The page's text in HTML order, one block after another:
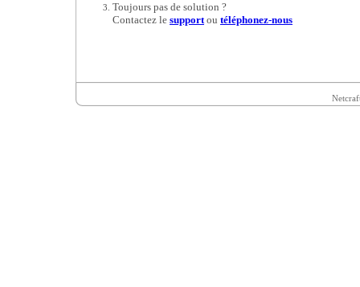
Toujours pas de solution ?
Contactez le supportou téléphonez-nous